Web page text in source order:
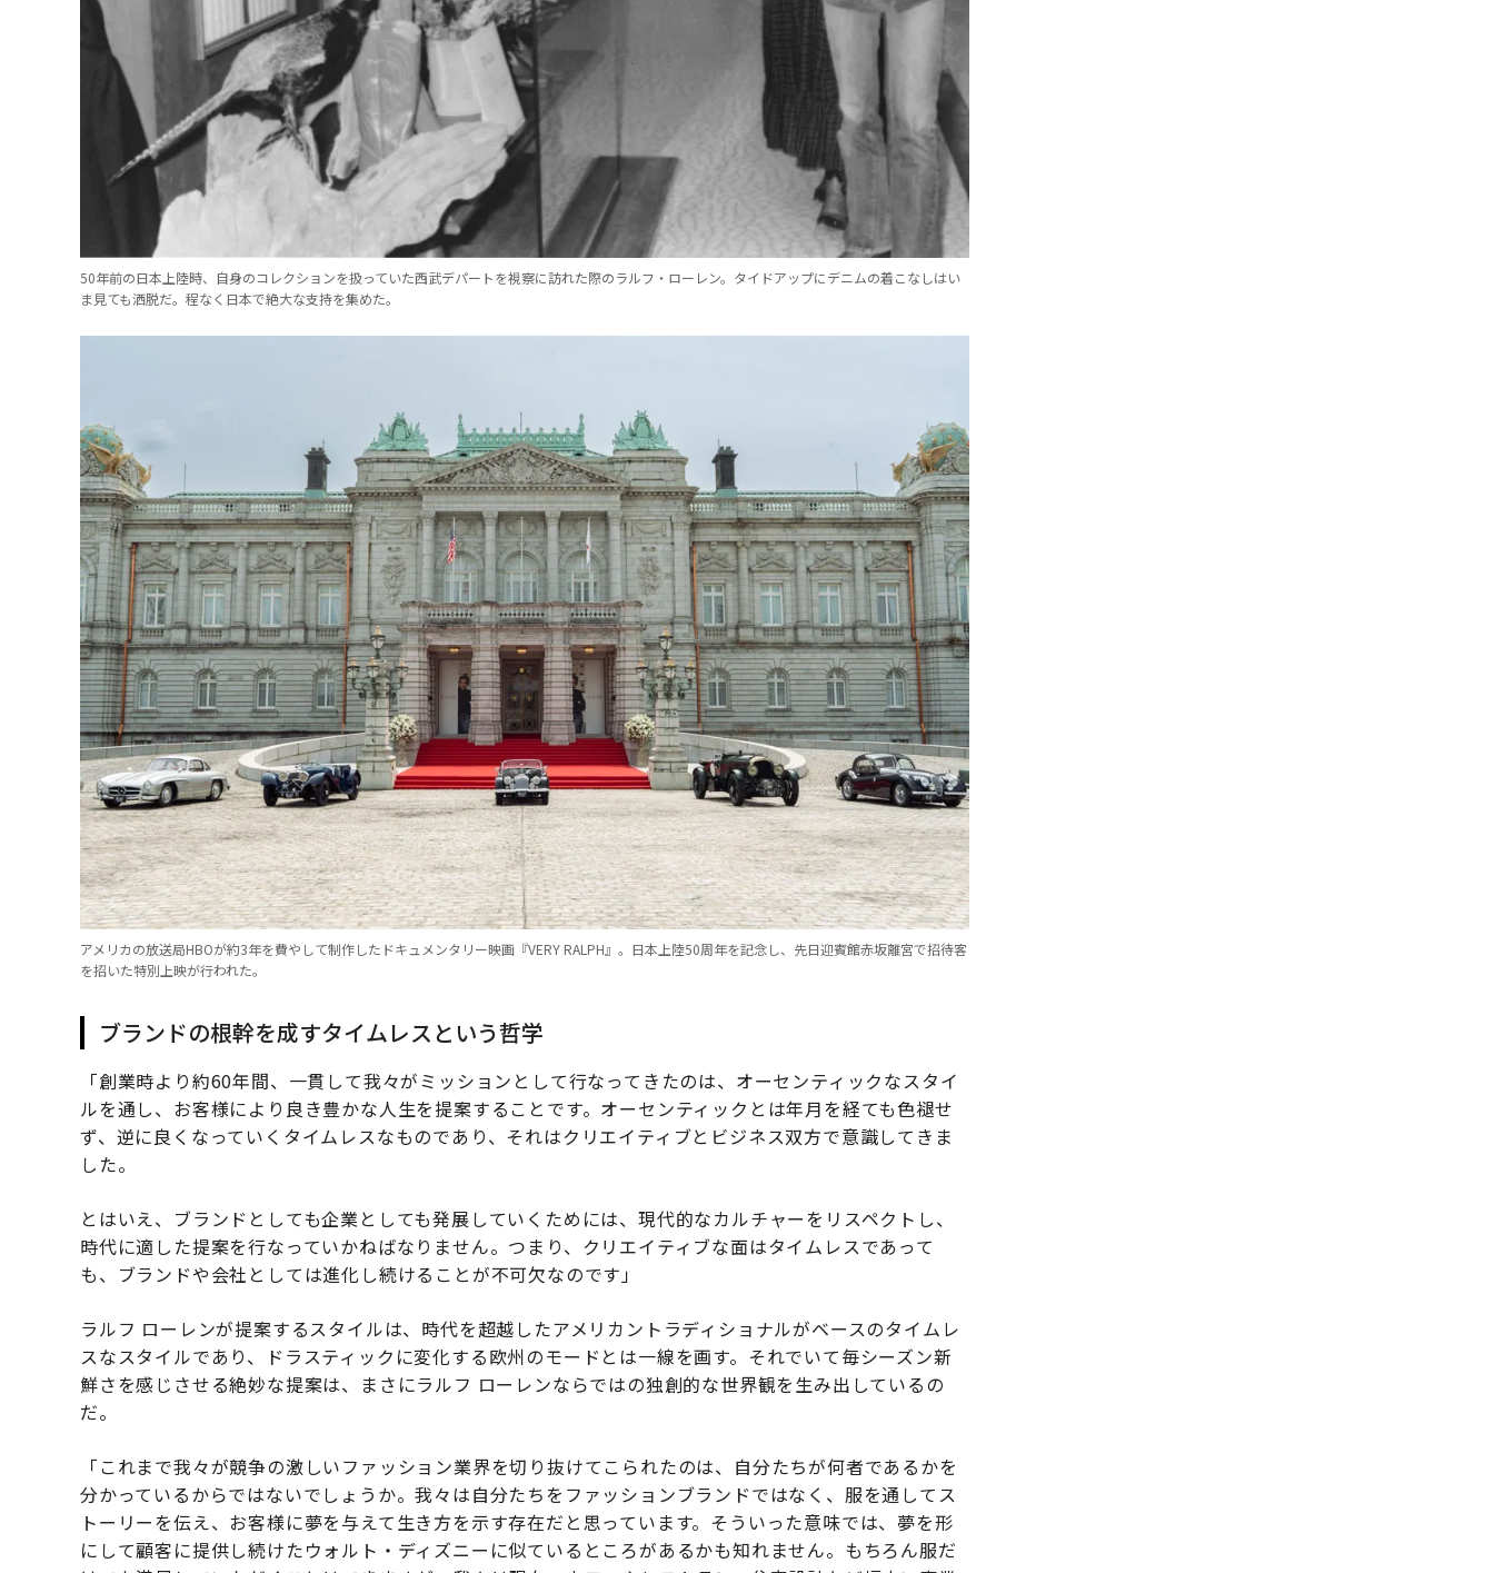
50年前の日本上陸時、自身のコレクションを扱っていた西武デパートを視察に訪れた際のラルフ・ローレン。タイドアップにデニムの着こなしはい
ま見ても洒脱だ。程なく日本で絶大な支持を集めた。
アメリカの放送局HBOが約3年を費やして制作したドキュメンタリー映画『VERY RALPH』。日本上陸50周年を記念し、先日迎賓館赤坂離宮で招待客
を招いた特別上映が行われた。
ブランドの根幹を成すタイムレスという哲学
「創業時より約60年間、一貫して我々がミッションとして行なってきたのは、オーセンティックなスタイ
ルを通し、お客様により良き豊かな人生を提案することです。オーセンティックとは年月を経ても色褪せ
ず、逆に良くなっていくタイムレスなものであり、それはクリエイティブとビジネス双方で意識してきま
した。
とはいえ、ブランドとしても企業としても発展していくためには、現代的なカルチャーをリスペクトし、
時代に適した提案を行なっていかねばなりません。つまり、クリエイティブな面はタイムレスであって
も、ブランドや会社としては進化し続けることが不可欠なのです」
ラルフ ローレンが提案するスタイルは、時代を超越したアメリカントラディショナルがベースのタイムレ
スなスタイルであり、ドラスティックに変化する欧州のモードとは一線を画す。それでいて毎シーズン新
鮮さを感じさせる絶妙な提案は、まさにラルフ ローレンならではの独創的な世界観を生み出しているの
だ。
「これまで我々が競争の激しいファッション業界を切り抜けてこられたのは、自分たちが何者であるかを
分かっているからではないでしょうか。我々は自分たちをファッションブランドではなく、服を通してス
トーリーを伝え、お客様に夢を与えて生き方を示す存在だと思っています。そういった意味では、夢を形
にして顧客に提供し続けたウォルト・ディズニーに似ているところがあるかも知れません。もちろん服だ